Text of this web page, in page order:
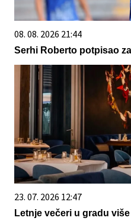
08. 08. 2026 21:44
Serhi Roberto potpisao
23. 07. 2026 12:47
Letnje večeri u gradu